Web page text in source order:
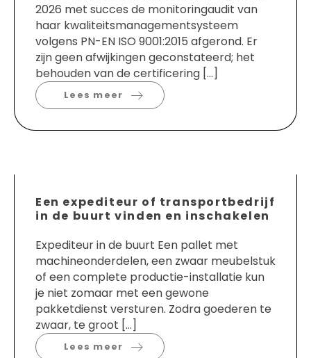
2026 met succes de monitoringaudit van
haar kwaliteitsmanagementsysteem
volgens PN-EN ISO 9001:2015 afgerond. Er
zijn geen afwijkingen geconstateerd; het
behouden van de certificering […]
Lees meer
Een expediteur of transportbedrijf
in de buurt vinden en inschakelen
Expediteur in de buurt Een pallet met
machineonderdelen, een zwaar meubelstuk
of een complete productie-installatie kun
je niet zomaar met een gewone
pakketdienst versturen. Zodra goederen te
zwaar, te groot […]
Lees meer